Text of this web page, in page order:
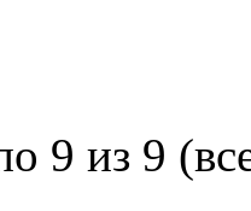
9 из 9